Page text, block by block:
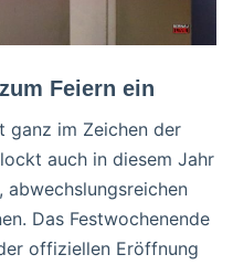
Feiern ein
ganz im Zeichen der
auch in diesem Jahr
Das Festwochenende
offiziellen Eröffnung